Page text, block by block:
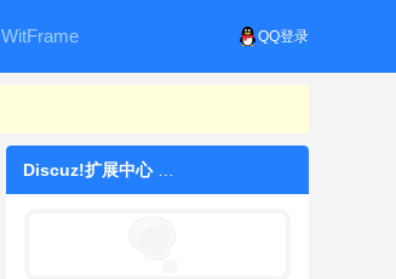
QQ登录
WitFrame
Discuz!扩展中心